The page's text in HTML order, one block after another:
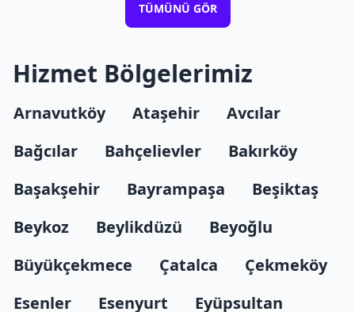
TÜMÜNÜ GÖR
Hizmet Bölgelerimiz
Arnavutköy Ataşehir
Avcılar
Bağcılar
Bahçelievler
Bakırköy
Başakşehir
Bayrampaşa
Beşiktaş
Beykoz
Beylikdüzü
Beyoğlu
Büyükçekmece
Çatalca
Çekmeköy
Esenler
Esenyurt Eyüpsultan